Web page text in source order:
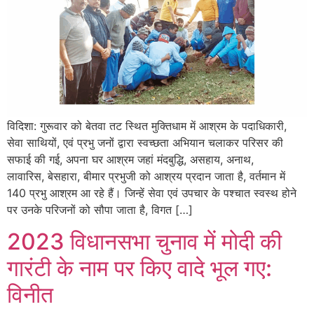
विदिशा: गुरूवार को बेतवा तट स्थित मुक्तिधाम में आश्रम के पदाधिकारी,
सेवा साथियों, एवं प्रभु जनों द्वारा स्वच्छता अभियान चलाकर परिसर की
सफाई की गई, अपना घर आश्रम जहां मंदबुद्धि, असहाय, अनाथ,
लावारिस, बेसहारा, बीमार प्रभुजी को आश्रय प्रदान जाता है, वर्तमान में
140 प्रभु आश्रम आ रहे हैं। जिन्हें सेवा एवं उपचार के पश्चात स्वस्थ होने
पर उनके परिजनों को सौपा जाता है, विगत […]
2023 विधानसभा चुनाव में मोदी की
गारंटी के नाम पर किए वादे भूल गए:
विनीत